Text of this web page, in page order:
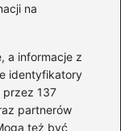
na
a informacje z
identyfikatory
przez 137
partnerów
też być